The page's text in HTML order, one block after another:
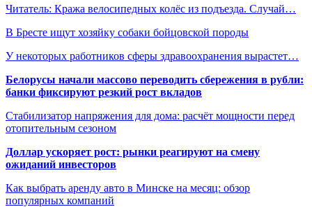
Читатель: Кража велосипедных колёс из подъезда. Случай…
В Бресте ищут хозяйку собаки бойцовской породы
У некоторых работников сферы здравоохранения вырастет…
Белорусы начали массово переводить сбережения в рубли:
банки фиксируют резкий рост вкладов
Стабилизатор напряжения для дома: расчёт мощности перед
отопительным сезоном
Доллар ускоряет рост: рынки реагируют на смену
ожиданий инвесторов
Как выбрать аренду авто в Минске на месяц: обзор
популярных компаний